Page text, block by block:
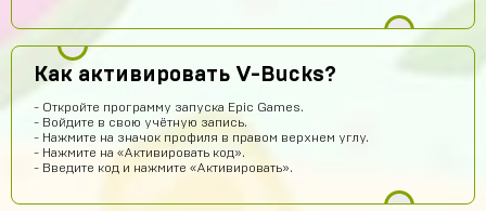
Как активировать V-Bucks?
- Откройте программу запуска Epic Games.
- Войдите в свою учётную запись.
- Нажмите на значок профиля в правом верхнем углу.
- Нажмите на «Активировать код».
- Введите код и нажмите «Активировать».
Павел Лавренчук
Все быстро и понятно! Всем рекомендую!
dragon
Завтра закину 1000 будем проверку делать
8 часов назад